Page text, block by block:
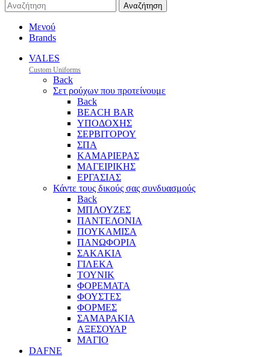
Αναζήτηση
Μενού
Brands
VALES
Custom Uniforms
Back
Σετ ρούχων που προτείνουμε
Back
BEACH BAR
ΥΠΟΔΟΧΗΣ
ΣΕΡΒΙΤΟΡΟΥ
ΣΠΑ
ΚΑΜΑΡΙΕΡΑΣ
ΜΑΓΕΙΡΙΚΗΣ
ΕΡΓΑΣΙΑΣ
Κάντε τους δικούς σας συνδυασμούς
Back
ΜΠΛΟΥΖΕΣ
ΠΑΝΤΕΛΟΝΙΑ
ΠΟΥΚΑΜΙΣΑ
ΠΑΝΩΦΟΡΙΑ
ΣΑΚΑΚΙΑ
ΓΙΛΕΚΑ
ΤΟΥΝΙΚ
ΦΟΡΕΜΑΤΑ
ΦΟΥΣΤΕΣ
ΦΟΡΜΕΣ
ΣΑΜΑΡΑΚΙΑ
ΑΞΕΣΟΥΑΡ
ΜΑΓΙΟ
DAFNE